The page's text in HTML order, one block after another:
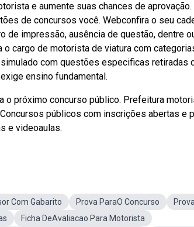
e aumente suas chances de
de concursos você. Webconfira o seu
de impressão, ausência de questão, dentre
cargo de motorista de viatura com
com questões especificas retiradas
ensino fundamental.
o próximo concurso público. Prefeitura
públicos com inscrições abertas e
e videoaulas.
Com Gabarito Prova ParaO Concurso
Ficha DeAvaliacao Para Motorista